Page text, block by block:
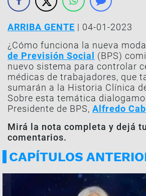
ARRIBA GENTE | 04-01-2023
¿Cómo funciona la nueva
de Previsión Social
(BPS)
nuevo sistema para controlar
médicas de trabajadores, que
sumarán a la Historia Clínica
Sobre esta temática
Presidente de BPS, Alfredo
Mirá la nota completa y dejá
comentarios.
CAPÍTULOS